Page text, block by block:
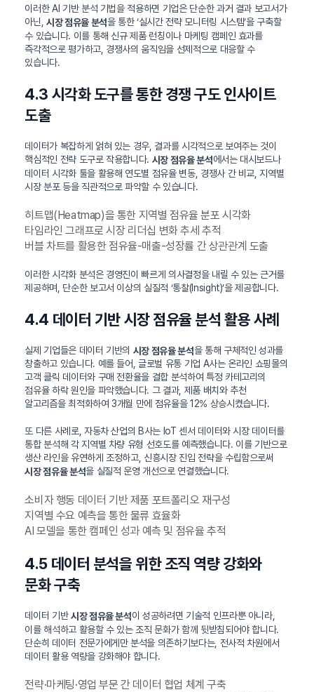
이러한 AI 기반 분석 기법을 적용하면 기업은 단순한 과거 결과 보고서가
아닌, 시장 점유율 분석을 통한 ‘실시간 전략 모니터링 시스템’을 구축할
수 있습니다. 이를 통해 신규 제품 런칭이나 마케팅 캠페인 효과를
즉각적으로 평가하고, 경쟁사의 움직임을 선제적으로 대응할 수
있습니다.
4.3 시각화 도구를 통한 경쟁 구도 인사이트
도출
데이터가 복잡하게 얽혀 있는 경우, 결과를 시각적으로 보여주는 것이
핵심적인 전략 도구로 작용합니다. 시장 점유율 분석에서는 대시보드나
데이터 시각화 툴을 활용해 연도별 점유율 변동, 경쟁사 간 비교, 지역별
시장 분포 등을 직관적으로 파악할 수 있습니다.
히트맵(Heatmap)을 통한 지역별 점유율 분포 시각화
타임라인 그래프로 시장 리더십 변화 추세 추적
버블 차트를 활용한 점유율-매출-성장률 간 상관관계 도출
이러한 시각화 분석은 경영진이 빠르게 의사결정을 내릴 수 있는 근거를
제공하며, 단순한 보고서 이상의 실질적 ‘통찰(Insight)’을 제공합니다.
4.4 데이터 기반 시장 점유율 분석 활용 사례
실제 기업들은 데이터 기반의 시장 점유율 분석을 통해 구체적인 성과를
창출하고 있습니다. 예를 들어, 글로벌 유통 기업 A사는 온라인 쇼핑몰의
고객 클릭 데이터와 구매 전환율을 결합 분석하여 특정 카테고리의
점유율 하락 원인을 파악했습니다. 그 결과, 제품 배치와 추천
알고리즘을 최적화하여 3개월 만에 점유율을 12% 상승시켰습니다.
또 다른 사례로, 자동차 산업의 B사는 IoT 센서 데이터와 시장 데이터를
통합 분석해 각 지역별 차량 유형 선호도를 예측했습니다. 이를 기반으로
생산 라인을 유연하게 조정하고, 신흥시장 진입 전략을 수립함으로써
시장 점유율 분석을 실질적 운영 개선으로 연결했습니다.
소비자 행동 데이터 기반 제품 포트폴리오 재구성
지역별 수요 예측을 통한 물류 효율화
AI 모델을 통한 캠페인 성과 예측 및 점유율 추적
4.5 데이터 분석을 위한 조직 역량 강화와
문화 구축
데이터 기반시장 점유율 분석이 성공하려면 기술적 인프라뿐 아니라,
이를 해석하고 활용할 수 있는 조직 문화가 함께 뒷받침되어야 합니다.
단순히 데이터 전문가에게만 분석을 의존하기보다는, 전사적 차원에서
데이터 활용 역량을 강화해야 합니다.
전략·마케팅·영업 부문 간 데이터 협업 체계 구축